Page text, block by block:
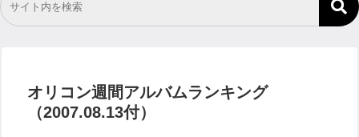
オリコン週間アルバムランキング
（2007.08.13付）